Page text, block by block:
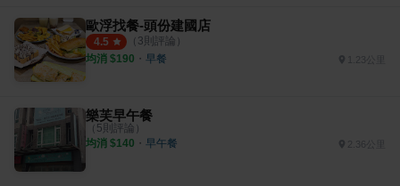
歐浮找餐-頭份建國店
4.5 （ 3則評論）
均消 $190 ・ 早餐
樂芙早午餐
（ 5則評論）
均消 $140 ・ 早午餐